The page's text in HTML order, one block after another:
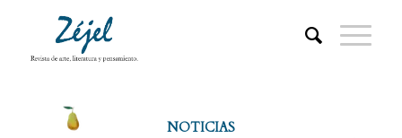
NOTICIAS